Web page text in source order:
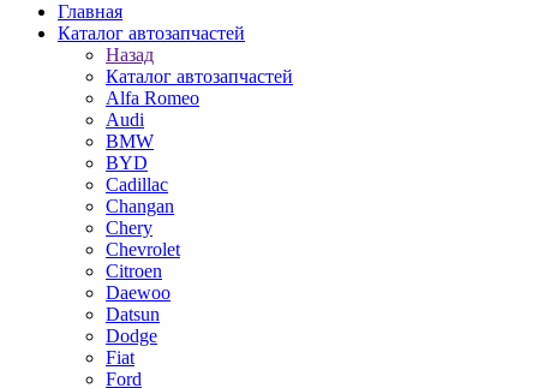
Главная
Каталог автозапчастей
Назад
Каталог автозапчастей
Alfa Romeo
Audi
BMW
BYD
Cadillac
Changan
Chery
Chevrolet
Citroen
Daewoo
Datsun
Dodge
Fiat
Ford